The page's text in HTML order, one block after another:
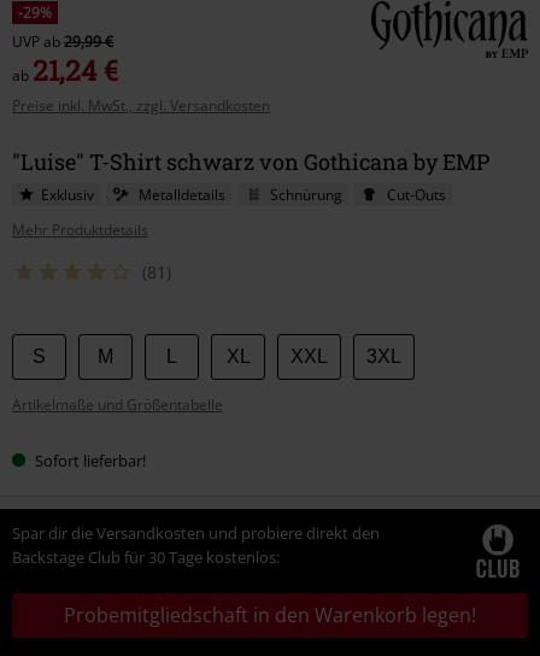
-29%
UVPab29,99 €
ab 21,24 €
Preise inkl. MwSt., zzgl. Versandkosten
"Luise" T-Shirt schwarz von Gothicana by EMP
Exklusiv Metalldetails Schnürung
Cut-Outs
Mehr Produktdetails
(81)
Wähle
deine
Größe
S M XL XXL 3XL
Artikelmaße und Größentabelle
Sofort lieferbar!
Spar dir die Versandkosten und probiere direkt den
Backstage Club für 30 Tage kostenlos:
Probemitgliedschaft in den Warenkorb legen!